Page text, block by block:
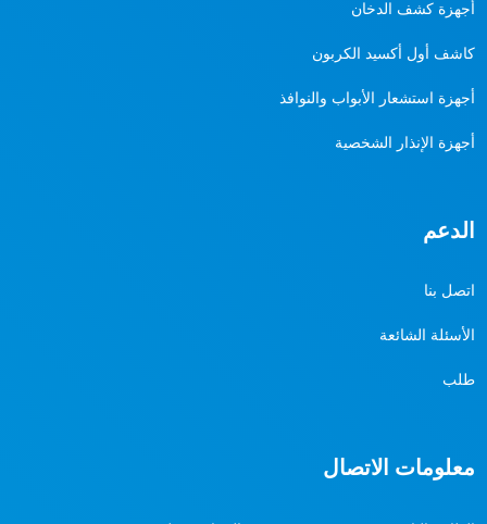
أجهزة كشف الدخان
كاشف أول أكسيد الكربون
أجهزة استشعار الأبواب والنوافذ
أجهزة الإنذار الشخصية
الدعم
اتصل بنا
الأسئلة الشائعة
طلب
معلومات الاتصال